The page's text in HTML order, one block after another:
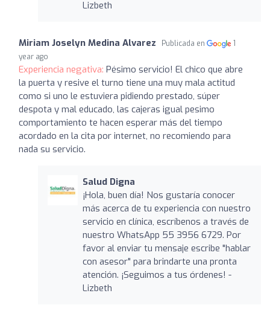
Lizbeth
Miriam Joselyn Medina Alvarez Publicada en
1
year ago
Experiencia negativa: Pésimo servicio! El chico que abre
la puerta y resive el turno tiene una muy mala actitud
como si uno le estuviera pidiendo prestado, súper
despota y mal educado, las cajeras igual pesimo
comportamiento te hacen esperar más del tiempo
acordado en la cita por internet, no recomiendo para
nada su servicio.
Salud Digna
¡Hola, buen día! Nos gustaría conocer
más acerca de tu experiencia con nuestro
servicio en clínica, escríbenos a través de
nuestro WhatsApp 55 3956 6729. Por
favor al enviar tu mensaje escribe "hablar
con asesor" para brindarte una pronta
atención. ¡Seguimos a tus órdenes! -
Lizbeth